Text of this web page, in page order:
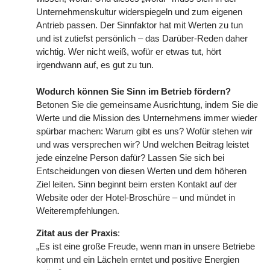
Unternehmenskultur widerspiegeln und zum eigenen
Antrieb passen. Der Sinnfaktor hat mit Werten zu tun
und ist zutiefst persönlich – das Darüber-Reden daher
wichtig. Wer nicht weiß, wofür er etwas tut, hört
irgendwann auf, es gut zu tun.
Wodurch können Sie Sinn im Betrieb fördern?
Betonen Sie die gemeinsame Ausrichtung, indem Sie die
Werte und die Mission des Unternehmens immer wieder
spürbar machen: Warum gibt es uns? Wofür stehen wir
und was versprechen wir? Und welchen Beitrag leistet
jede einzelne Person dafür? Lassen Sie sich bei
Entscheidungen von diesen Werten und dem höheren
Ziel leiten. Sinn beginnt beim ersten Kontakt auf der
Website oder der Hotel-Broschüre – und mündet in
Weiterempfehlungen.
Zitat aus der Praxis:
„Es ist eine große Freude, wenn man in unsere Betriebe
kommt und ein Lächeln erntet und positive Energien